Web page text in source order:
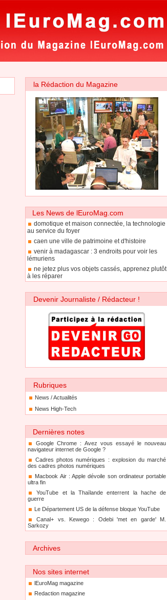
la Rédaction du Magazine
Les News de lEuroMag.com
domotique et maison connectée, la technologie
au service du foyer
caen une ville de patrimoine et d'histoire
venir à madagascar : 3 endroits pour voir les
lémuriens
ne jetez plus vos objets cassés, apprenez plutôt
à les réparer
Devenir Journaliste / Rédacteur !
Rubriques
News / Actualités
News High-Tech
Dernières notes
Google Chrome : Avez vous essayé le nouveau
navigateur internet de Google ?
Cadres photos numériques : explosion du marché
des cadres photos numériques
Macbook Air : Apple dévoile son ordinateur portable
ultra fin
YouTube et la Thaïlande enterrent la hache de
guerre
Le Département US de la défense bloque YouTube
Canal+ vs. Kewego : Odebi 'met en garde' M.
Sarkozy
Archives
Nos sites internet
lEuroMag magazine
Redaction magazine